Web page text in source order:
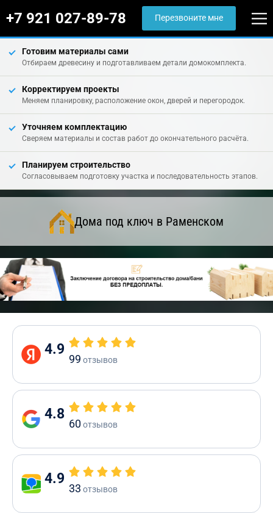
+7 921 027-89-78 Перезвоните мне
Готовим материалы сами
Отбираем древесину и подготавливаем детали домокомплекта.
Корректируем проекты
Меняем планировку, расположение окон, дверей и перегородок.
Уточняем комплектацию
Сверяем материалы и состав работ до окончательного расчёта.
Планируем строительство
Согласовываем подготовку участка и последовательность этапов.
Дома под ключ в Раменском
4.9
99 отзывов
4.8
60отзывов
4.9
33 отзывов